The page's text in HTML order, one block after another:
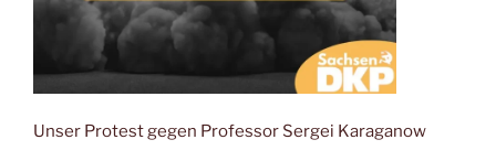
Unser Protest gegen Professor Sergei Karaganow